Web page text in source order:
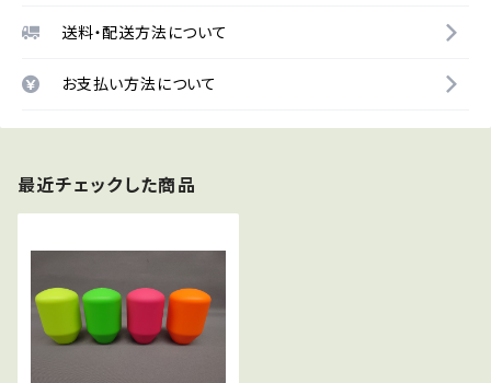
送料・配送方法について
お支払い方法について
最近チェックした商品